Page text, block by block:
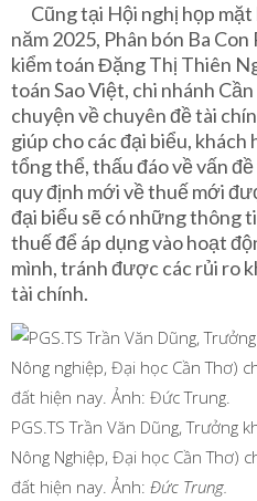
Cũng tại Hội nghị họp
năm 2025, Phân bón Ba
kiểm toán Đặng Thị Thiên
toán Sao Việt, chi nhánh
chuyện về chuyên đề tài
giúp cho các đại biểu, khách
tổng thể, thấu đáo về vấn
quy định mới về thuế mới
đại biểu sẽ có những thông
thuế để áp dụng vào hoạt
mình, tránh được các rủi ro
tài chính.
PGS.TS Trần Văn Dũng, Trưởng
Nông Nghiệp, Đại học Cần Thơ)
đất hiện nay. Ảnh: Đức Trung.